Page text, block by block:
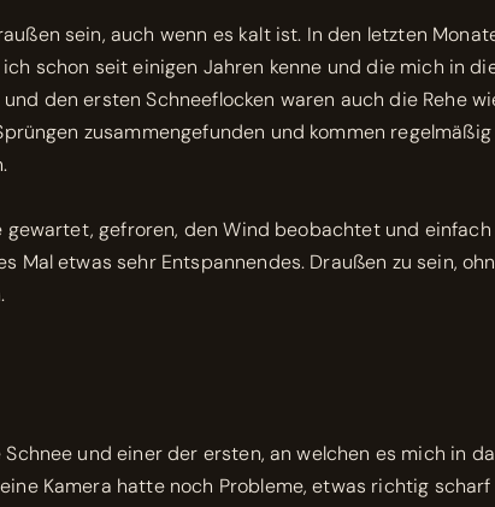
sein, auch wenn es kalt ist. In den letzten
schon seit einigen Jahren kenne und die mich in
den ersten Schneeflocken waren auch die Rehe
zusammengefunden und kommen
gefroren, den Wind beobachtet und
Mal etwas sehr Entspannendes. Draußen zu sein,
und einer der ersten, an welchen es mich in
Kamera hatte noch Probleme, etwas richtig scharf